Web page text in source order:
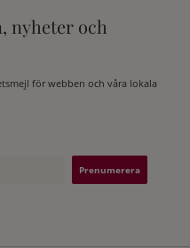
nyheter och
för webben och våra lokala